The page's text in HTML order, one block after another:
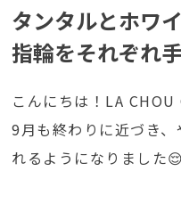
タンタルとホワ
指輪をそれぞれ
こんにちは！LA CHOU
9月も終わりに近づき
れるようになりました😌